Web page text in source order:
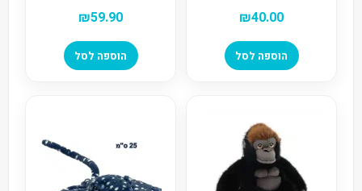
₪40.00
הוספה לסל
₪59.90
הוספה לסל